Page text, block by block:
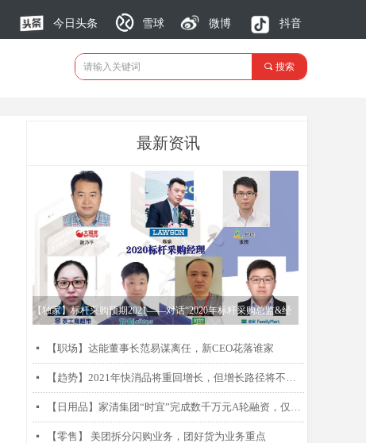
끠 搜索
今日头条 雪球 微博 抖音
最新资讯
【独家】标杆采购预期2021——对话“2020年标杆采购总监&经
넷 【职场】达能董事长范易谋离任，新CEO花落谁家
넷 【趋势】2021年快消品将重回增长，但增长路径将不同以往
넷 【日用品】家清集团“时宜”完成数千万元A轮融资，仅靠两款产品每月销售过千万
넷 【零售】 美团拆分闪购业务，团好货为业务重点